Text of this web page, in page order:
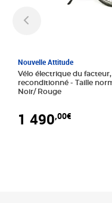
Nouvelle Attitude
Vélo électrique du facteur,
reconditionné - Taille normale -
Noir/ Rouge
1 490,00€